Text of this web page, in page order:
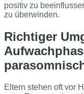
positiv zu
zu überwinden.
Richtiger
Eltern stehen oft vor